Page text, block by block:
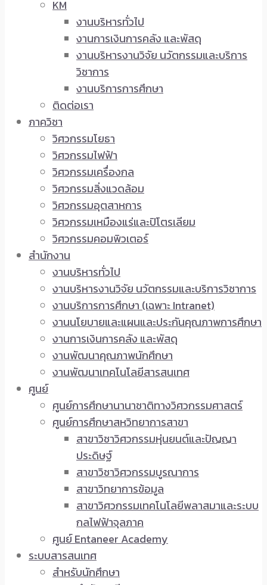
KM
งานบริหารทั่วไป
งานการเงินการคลัง และพัสดุ
งานบริหารงานวิจัย นวัตกรรมและบริการ
วิชาการ
งานบริการการศึกษา
ติดต่อเรา
ภาควิชา
วิศวกรรมโยธา
วิศวกรรมไฟฟ้า
วิศวกรรมเครื่องกล
วิศวกรรมสิ่งแวดล้อม
วิศวกรรมอุตสาหการ
วิศวกรรมเหมืองแร่และปิโตรเลียม
วิศวกรรมคอมพิวเตอร์
สำนักงาน
งานบริหารทั่วไป
งานบริหารงานวิจัย นวัตกรรมและบริการวิชาการ
งานบริการการศึกษา (เฉพาะ Intranet)
งานนโยบายและแผนและประกันคุณภาพการศึกษา
งานการเงินการคลัง และพัสดุ
งานพัฒนาคุณภาพนักศึกษา
งานพัฒนาเทคโนโลยีสารสนเทศ
ศูนย์
ศูนย์การศึกษานานาชาติทางวิศวกรรมศาสตร์
ศูนย์การศึกษาสหวิทยาการสาขา
สาขาวิชาวิศวกรรมหุ่นยนต์และปัญญา
ประดิษฐ์
สาขาวิชาวิศวกรรมบูรณาการ
สาขาวิทยาการข้อมูล
สาขาวิศวกรรมเทคโนโลยีพลาสมาและระบบ
กลไฟฟ้าจุลภาค
ศูนย์ Entaneer Academy
ระบบสารสนเทศ
สำหรับนักศึกษา